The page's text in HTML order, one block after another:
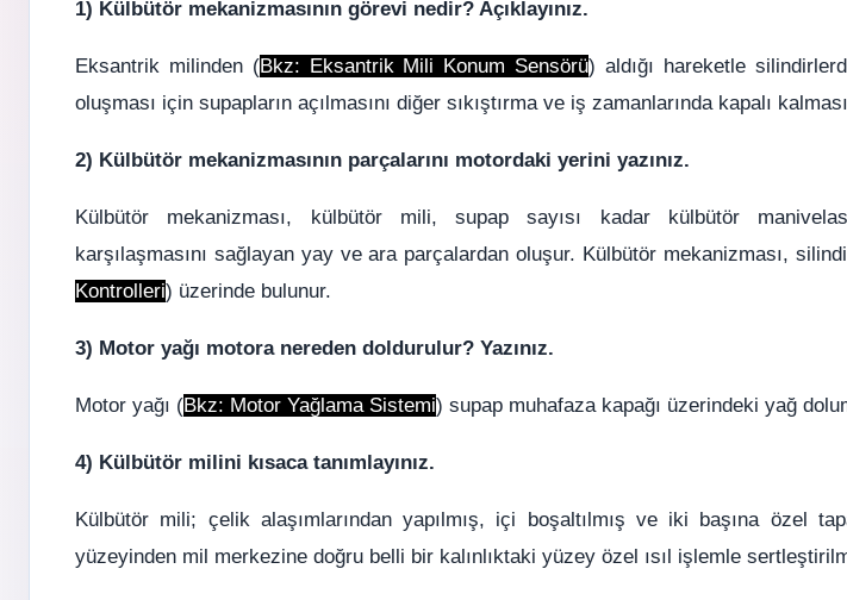
1) Külbütör mekanizmasının görevi nedir? Açıklayınız.
Eksantrik milinden (Bkz: Eksantrik Mili Konum Sensörü) aldığı hareketle
oluşması için supapların açılmasını diğer sıkıştırma ve iş zamanlarında kapalı
2) Külbütör mekanizmasının parçalarını motordaki yerini yazınız.
Külbütör mekanizması, külbütör mili, supap sayısı kadar külbütör
karşılaşmasını sağlayan yay ve ara parçalardan oluşur. Külbütör mekanizması,
Kontrolleri) üzerinde bulunur.
3) Motor yağı motora nereden doldurulur? Yazınız.
Motor yağı (Bkz: Motor Yağlama Sistemi) supap muhafaza kapağı üzerindeki yağ
4) Külbütör milini kısaca tanımlayınız.
Külbütör mili; çelik alaşımlarından yapılmış, içi boşaltılmış ve iki başına özel
yüzeyinden mil merkezine doğru belli bir kalınlıktaki yüzey özel ısıl işlemle